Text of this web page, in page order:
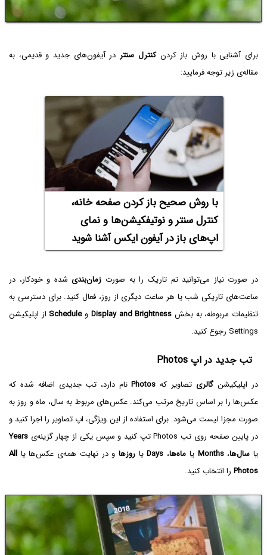
برای آشنایی با روش باز کردنکنترل سنتردر آیفون‌های جدید و قدیمی، به
مقاله‌ی زیر توجه فرمایید:
با روش صحیح باز کردن صفحه خانه،
کنترل سنتر و نوتیفکیشن‌ها و نمای
اپ‌های باز در آیفون ایکس آشنا شوید
در صورت نیاز می‌توانید تم تاریک را به صورت زمان‌بندی شده و خودکار، در
ساعت‌های تاریکی شب یا هر ساعت دیگری از روز، فعال کنید. برای دسترسی به
تنظیمات مربوطه، به بخش Display and Brightness وSchedule از اپلیکیشن
Settings رجوع کنید.
تب جدید در اپ Photos
در اپلیکیشنگالری تصاویر که Photosنام دارد، تب جدیدی اضافه شده که
عکس‌ها را بر اساس تاریخ مرتب می‌کند. عکس‌های مربوط به سال، ماه و روز به
صورت مجزا لیست می‌شود. برای استفاده از این ویژگی، اپ تصاویر را اجرا کنید و
در پایین صفحه روی تب Photos تپ کنید و سپس یکی از چهار گزینه‌ی
Years
یا سال‌ها،Months یا ماه‌ها، Daysیا روزها و در نهایت همه‌ی عکس‌ها یا All
Photos را انتخاب کنید.